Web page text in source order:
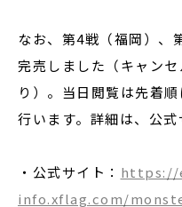
なお、第4戦（福岡）、
完売しました（キャン
り）。当日閲覧は先着
行います。詳細は、公式
・公式サイト： https://
info.xflag.com/